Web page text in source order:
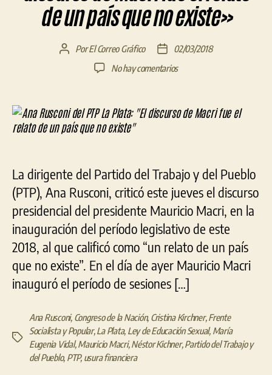
de un país que no existe»
AutorPorEl Correo Gráfico
Fecha
de
02/03/2018
No hay comentariosen
del
PTP
discurso
de
Macri
fue
el
relato
de
un
país
que
existe»
La dirigente del Partido del Trabajo y del Pueblo
(PTP), Ana Rusconi, criticó este jueves el discurso
presidencial del presidente Mauricio Macri, en la
inauguración del período legislativo de este
2018, al que calificó como “un relato de un país
que no existe”. En el día de ayer Mauricio Macri
inauguró el período de sesiones […]
Etiquetas
Ana Rusconi, Congreso de la Nación, Cristina Kirchner,Frente
Socialista y Popular,La Plata, Ley de Educación Sexual, María
Eugenia Vidal,Mauricio Macri,Néstor Kichner,Partido del Trabajo y
del Pueblo, PTP, usura financiera